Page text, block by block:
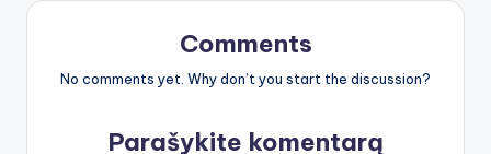
Comments
No comments yet. Why don’t you start the discussion?
Parašykite komentarą